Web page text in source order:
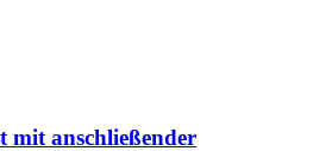
mit anschließender